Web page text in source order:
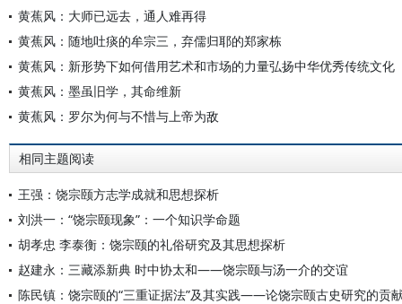
黄蕉风：大师已远去，通人难再得
黄蕉风：随地吐痰的牟宗三，弃儒归耶的郑家栋
黄蕉风：新形势下如何借用艺术和市场的力量弘扬中华优秀传统文化
黄蕉风：墨虽旧学，其命维新
黄蕉风：罗尔为何与不惜与上帝为敌
相同主题阅读
王强：饶宗颐方志学成就和思想探析
刘洪一：“饶宗颐现象”：一个知识学命题
胡孝忠 李泰衡：饶宗颐的礼俗研究及其思想探析
赵建永：三藏添新典 时中协太和——饶宗颐与汤一介的交谊
陈民镇：饶宗颐的“三重证据法”及其实践——论饶宗颐古史研究的贡